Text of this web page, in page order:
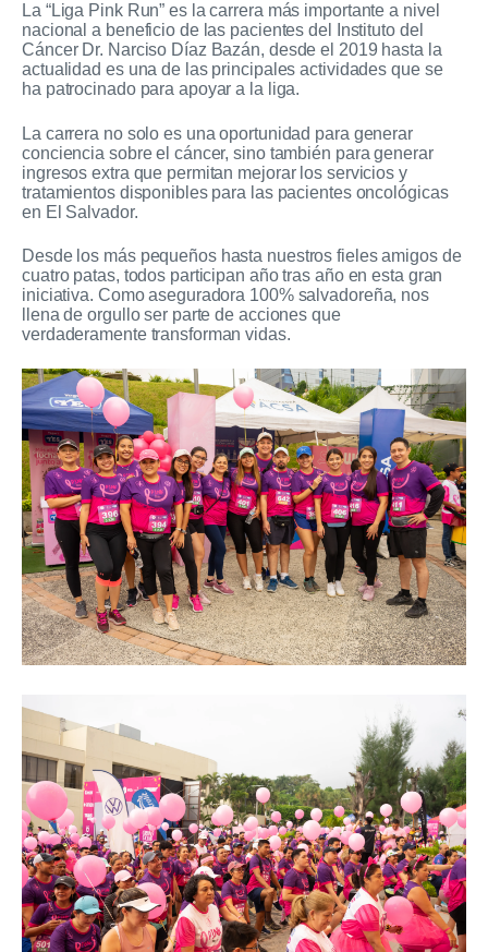
La “Liga Pink Run” es la carrera más importante a nivel
nacional a beneficio de las pacientes del Instituto del
Cáncer Dr. Narciso Díaz Bazán, desde el 2019 hasta la
actualidad es una de las principales actividades que se
ha patrocinado para apoyar a la liga.
La carrera no solo es una oportunidad para generar
conciencia sobre el cáncer, sino también para generar
ingresos extra que permitan mejorar los servicios y
tratamientos disponibles para las pacientes oncológicas
en El Salvador.
Desde los más pequeños hasta nuestros fieles amigos de
cuatro patas, todos participan año tras año en esta gran
iniciativa. Como aseguradora 100% salvadoreña, nos
llena de orgullo ser parte de acciones que
verdaderamente transforman vidas.